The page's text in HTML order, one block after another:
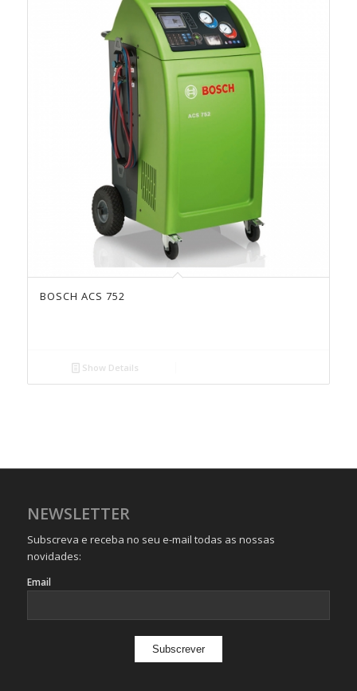
BOSCH ACS 752
Show Details
NEWSLETTER
Subscreva e receba no seu e-mail todas as nossas
novidades:
Email